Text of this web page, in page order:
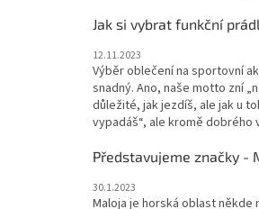
Jak si vybrat funkční
12.11.2023
Výběr oblečení na sportovní
snadný. Ano, naše motto zní
důležité, jak jezdíš, ale jak u
vypadáš“, ale kromě dobrého
Představujeme značky -
30.1.2023
Maloja je horská oblast někde